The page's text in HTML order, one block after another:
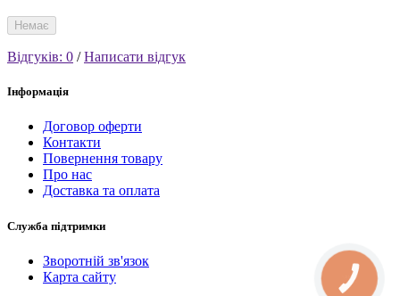
Немає
Відгуків: 0 /Написати відгук
Інформація
Договор оферти
Контакти
Повернення товару
Про нас
Доставка та оплата
Служба підтримки
Зворотній зв'язок
Карта сайту
КНОПКА
СВЯЗИ